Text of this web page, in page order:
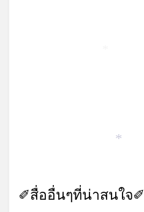
✐สื่ออื่นๆที่น่าสนใจ✐